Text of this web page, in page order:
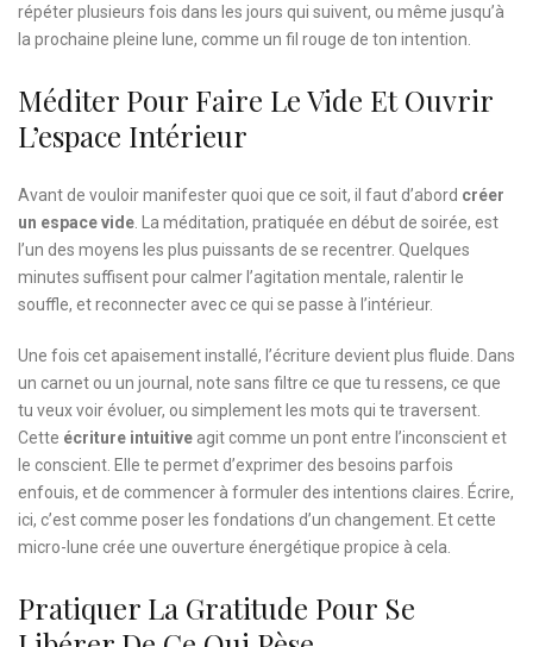
répéter plusieurs fois dans les jours qui suivent, ou même jusqu’à
la prochaine pleine lune, comme un fil rouge de ton intention.
Méditer Pour Faire Le Vide Et Ouvrir
L’espace Intérieur
Avant de vouloir manifester quoi que ce soit, il faut d’abord créer
un espace vide . La méditation, pratiquée en début de soirée, est
l’un des moyens les plus puissants de se recentrer. Quelques
minutes suffisent pour calmer l’agitation mentale, ralentir le
souffle, et reconnecter avec ce qui se passe à l’intérieur.
Une fois cet apaisement installé, l’écriture devient plus fluide. Dans
un carnet ou un journal, note sans filtre ce que tu ressens, ce que
tu veux voir évoluer, ou simplement les mots qui te traversent.
Cette écriture intuitive agit comme un pont entre l’inconscient et
le conscient. Elle te permet d’exprimer des besoins parfois
enfouis, et de commencer à formuler des intentions claires. Écrire,
ici, c’est comme poser les fondations d’un changement. Et cette
micro-lune crée une ouverture énergétique propice à cela.
Pratiquer La Gratitude Pour Se